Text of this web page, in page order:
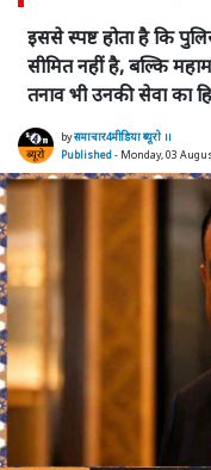
इससे स्पष्ट होता है कि
सीमित नहीं है, बल्कि
तनाव भी उनकी सेवा का
byसमाचार4मीडिया ब्यूरो ।।
Published- Monday, 03